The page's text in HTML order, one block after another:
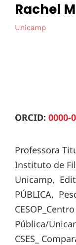
Rachel
Unicamp
ORCID: 0000-
Professora
Instituto de
Unicamp,
PÚBLICA,
Pública/
CSES_